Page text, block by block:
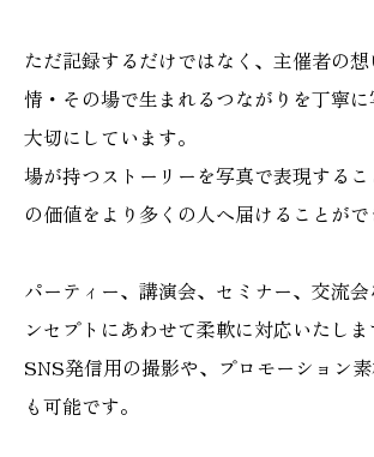
ただ記録するだけではなく、主催者の
情・その場で生まれるつながりを丁寧
大切にしています。
場が持つストーリーを写真で表現するこ
の価値をより多くの人へ届けることがで
パーティー、講演会、セミナー、交流
ンセプトにあわせて柔軟に対応いたしま
SNS発信用の撮影や、プロモーション
も可能です。